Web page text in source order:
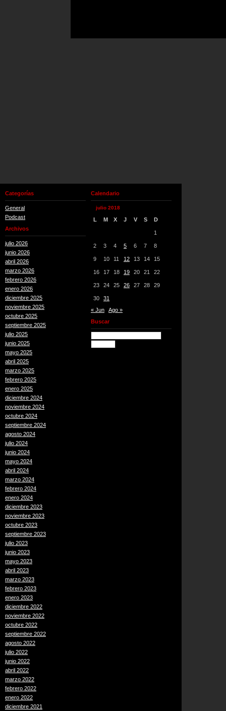
Categorías
General
Podcast
Archivos
julio 2026
junio 2026
abril 2026
marzo 2026
febrero 2026
enero 2026
diciembre 2025
noviembre 2025
octubre 2025
septiembre 2025
julio 2025
junio 2025
mayo 2025
abril 2025
marzo 2025
febrero 2025
enero 2025
diciembre 2024
noviembre 2024
octubre 2024
septiembre 2024
agosto 2024
julio 2024
junio 2024
mayo 2024
abril 2024
marzo 2024
febrero 2024
enero 2024
diciembre 2023
noviembre 2023
octubre 2023
septiembre 2023
julio 2023
junio 2023
mayo 2023
abril 2023
marzo 2023
febrero 2023
enero 2023
diciembre 2022
noviembre 2022
octubre 2022
septiembre 2022
agosto 2022
julio 2022
junio 2022
abril 2022
marzo 2022
febrero 2022
enero 2022
diciembre 2021
Calendario
julio 2018
L M X J V S D
1
2 3 4 5 6 7 8
9 10 11 12 13 14 15
16 17 18 19 20 21 22
23 24 25 26 27 28 29
30
31
« Jun
Ago »
Buscar